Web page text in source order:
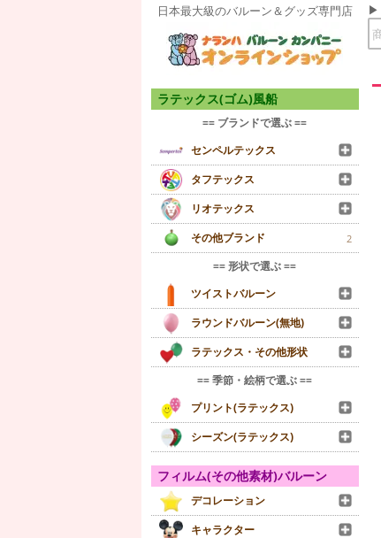
日本最大級のバルーン＆グッズ専門店
ラテックス(ゴム)風船
== ブランドで選ぶ ==
センペルテックス
タフテックス
リオテックス
その他ブランド
2
== 形状で選ぶ ==
ツイストバルーン
ラウンドバルーン(無地)
ラテックス・その他形状
== 季節・絵柄で選ぶ ==
プリント(ラテックス)
シーズン(ラテックス)
フィルム(その他素材)バルーン
デコレーション
キャラクター